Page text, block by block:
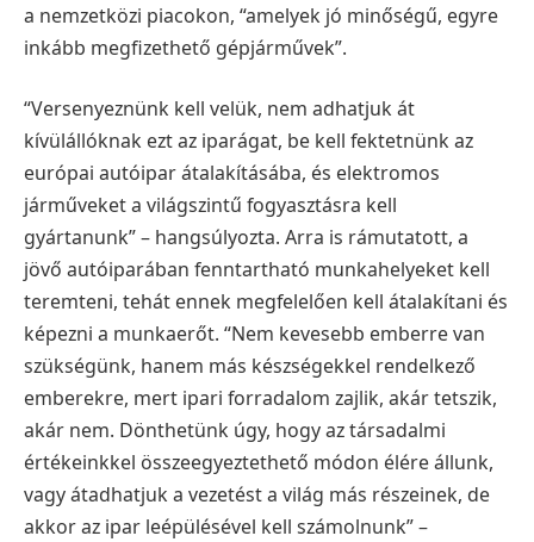
a nemzetközi piacokon, “amelyek jó minőségű, egyre
inkább megfizethető gépjárművek”.
“Versenyeznünk kell velük, nem adhatjuk át
kívülállóknak ezt az iparágat, be kell fektetnünk az
európai autóipar átalakításába, és elektromos
járműveket a világszintű fogyasztásra kell
gyártanunk” – hangsúlyozta. Arra is rámutatott, a
jövő autóiparában fenntartható munkahelyeket kell
teremteni, tehát ennek megfelelően kell átalakítani és
képezni a munkaerőt. “Nem kevesebb emberre van
szükségünk, hanem más készségekkel rendelkező
emberekre, mert ipari forradalom zajlik, akár tetszik,
akár nem. Dönthetünk úgy, hogy az társadalmi
értékeinkkel összeegyeztethető módon élére állunk,
vagy átadhatjuk a vezetést a világ más részeinek, de
akkor az ipar leépülésével kell számolnunk” –